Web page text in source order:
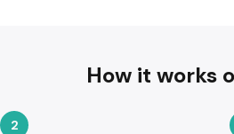
How it works
2